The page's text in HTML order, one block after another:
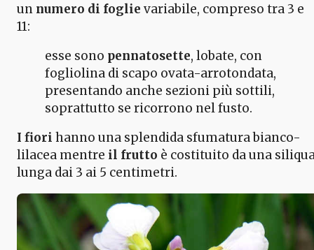
un numero di foglie variabile, compreso tra 3 e
11:
esse sono pennatosette, lobate, con
fogliolina di scapo ovata-arrotondata,
presentando anche sezioni più sottili,
soprattutto se ricorrono nel fusto.
I fiori hanno una splendida sfumatura bianco-
lilacea mentre il frutto è costituito da una
lunga dai 3 ai 5 centimetri.